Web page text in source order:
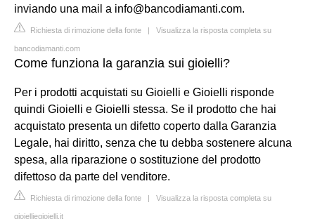
inviando una mail a info@bancodiamanti.com.
Richiesta di rimozione della fonte | Visualizza la risposta completa su
bancodiamanti.com
Come funziona la garanzia sui gioielli?
Per i prodotti acquistati su Gioielli e Gioielli risponde
quindi Gioielli e Gioielli stessa. Se il prodotto che hai
acquistato presenta un difetto coperto dalla Garanzia
Legale, hai diritto, senza che tu debba sostenere alcuna
spesa, alla riparazione o sostituzione del prodotto
difettoso da parte del venditore.
Richiesta di rimozione della fonte | Visualizza la risposta completa su
gioielliegioielli.it